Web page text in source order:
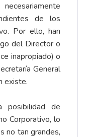
de los
Por ello, han
del Director o
inapropiado) o
General
existe.
posibilidad de
Corporativo, lo
no tan grandes,